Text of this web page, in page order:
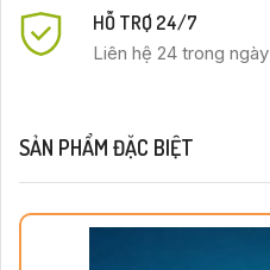
HỖ TRỢ 24/7
Liên hệ 24 trong ngày
SẢN PHẨM ĐẶC BIỆT